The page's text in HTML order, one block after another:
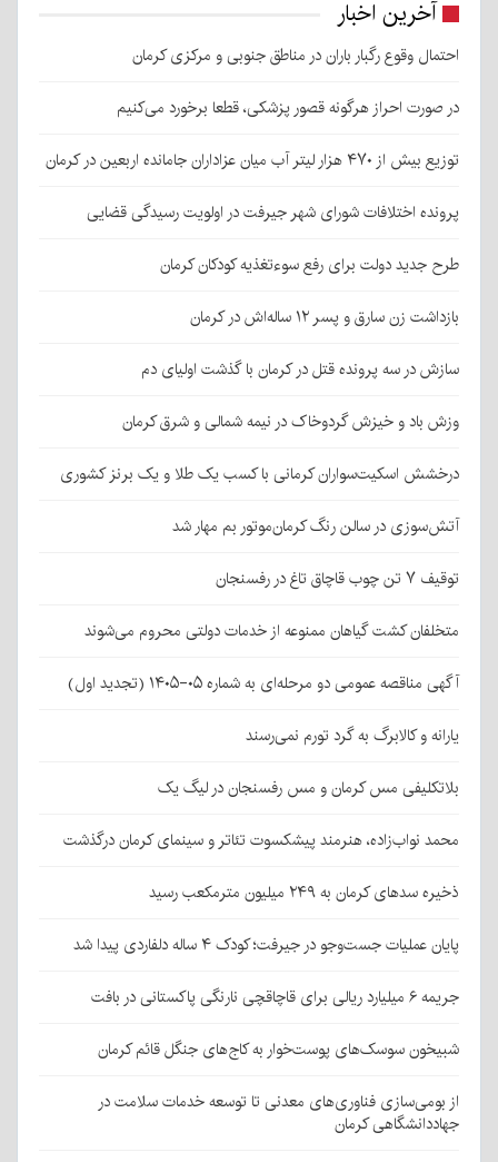
آخرین اخبار
احتمال وقوع رگبار باران در مناطق جنوبی و مرکزی کرمان
در صورت احراز هرگونه قصور پزشکی، قطعا برخورد می‌کنیم
توزیع بیش از ۴۷۰ هزار لیتر آب میان عزاداران جامانده اربعین در کرمان
پرونده اختلافات شورای شهر جیرفت در اولویت رسیدگی قضایی
طرح جدید دولت برای رفع سوءتغذیه کودکان کرمان
بازداشت زن سارق و پسر ۱۲ ساله‌اش در کرمان
سازش در سه پرونده قتل در کرمان با گذشت اولیای دم
وزش باد و خیزش گردوخاک در نیمه شمالی و شرق کرمان
درخشش اسکیت‌سواران کرمانی با کسب یک طلا و یک برنز کشوری
آتش‌سوزی در سالن رنگ کرمان‌موتور بم مهار شد
توقیف ۷ تن چوب قاچاق تاغ در رفسنجان
متخلفان کشت گیاهان ممنوعه از خدمات دولتی محروم می‌شوند
آگهی مناقصه عمومی دو مرحله‌ای به شماره ۰۵-۱۴۰۵ (تجدید اول)
یارانه و کالابرگ به گرد تورم نمی‌رسند
بلاتکلیفی مس کرمان و مس رفسنجان در لیگ یک
محمد نواب‌زاده، هنرمند پیشکسوت تئاتر و سینمای کرمان درگذشت
ذخیره سدهای کرمان به ۲۴۹ میلیون مترمکعب رسید
پایان عملیات جست‌وجو در جیرفت؛ کودک ۴ ساله دلفاردی پیدا شد
جریمه ۶ میلیارد ریالی برای قاچاقچی نارنگی پاکستانی در بافت
شبیخون سوسک‌های پوست‌خوار به کاج‌های جنگل قائم کرمان
از بومی‌سازی فناوری‌های معدنی تا توسعه خدمات سلامت در
جهاددانشگاهی کرمان